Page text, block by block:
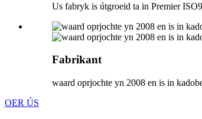
Us fabryk is útgroeid ta in Premier
Fabrikant
waard oprjochte yn 2008 en is in
OER ÚS